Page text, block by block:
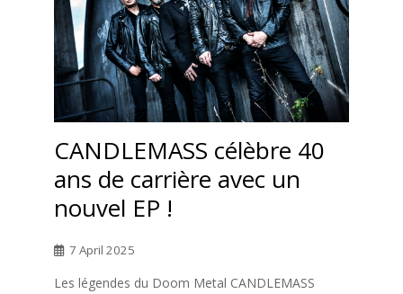
CANDLEMASS célèbre 40
ans de carrière avec un
nouvel EP !
7 April 2025
Les légendes du Doom Metal CANDLEMASS